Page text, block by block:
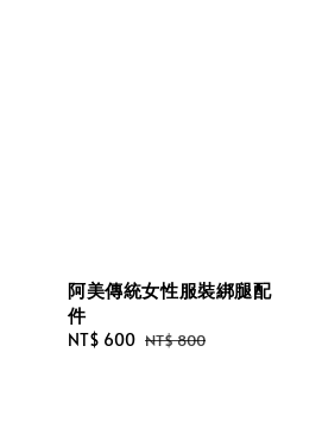
阿美傳統女性服裝綁腿配
件
Sale
NT$ 600 Regular
NT$ 800